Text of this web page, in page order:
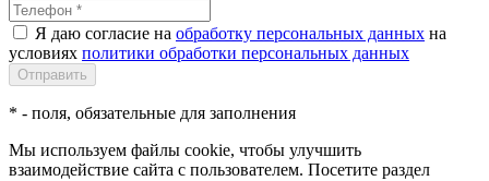
Я даю согласие на обработку персональных данных на
условиях политики обработки персональных данных
* - поля, обязательные для заполнения
Мы используем файлы cookie, чтобы улучшить
взаимодействие сайта с пользователем. Посетите раздел